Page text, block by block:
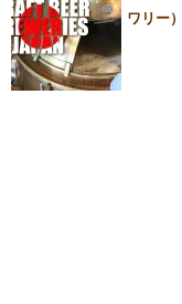
ワリー